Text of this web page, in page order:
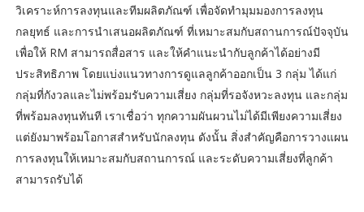
วิเคราะห์การลงทุนและทีมผลิตภัณฑ์ เพื่อจัดทำมุมมองการลงทุน
กลยุทธ์ และการนำเสนอผลิตภัณฑ์ ที่เหมาะสมกับสถานการณ์ปัจจุบัน
เพื่อให้ RM สามารถสื่อสาร และให้คำแนะนำกับลูกค้าได้อย่างมี
ประสิทธิภาพ โดยแบ่งแนวทางการดูแลลูกค้าออกเป็น 3 กลุ่ม ได้แก่
กลุ่มที่กังวลและไม่พร้อมรับความเสี่ยง กลุ่มที่รอจังหวะลงทุน และกลุ่ม
ที่พร้อมลงทุนทันที เราเชื่อว่า ทุกความผันผวนไม่ได้มีเพียงความเสี่ยง
แต่ยังมาพร้อมโอกาสสำหรับนักลงทุน ดังนั้น สิ่งสำคัญคือการวางแผน
การลงทุนให้เหมาะสมกับสถานการณ์ และระดับความเสี่ยงที่ลูกค้า
สามารถรับได้